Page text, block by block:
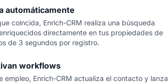
automáticamente
coincida, Enrich-CRM realiza una búsqueda
directamente en tus propiedades de
de 3 segundos por registro.
workflows
empleo, Enrich-CRM actualiza el contacto y lanza